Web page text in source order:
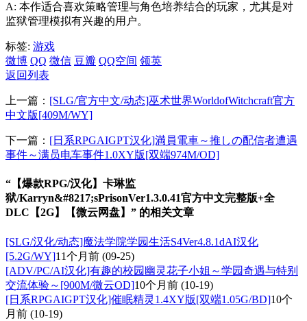
A: 本作适合喜欢策略管理与角色培养结合的玩家，尤其是对
监狱管理模拟有兴趣的用户。
标签: 游戏
微博 QQ 微信 豆瓣 QQ空间 领英
返回列表
上一篇： [SLG/官方中文/动态]巫术世界WorldofWitchcraft官方
中文版[409M/WY]
下一篇： [日系RPGAIGPT汉化]満員電車～推しの配信者遭遇
事件～满员电车事件1.0XY版[双端974M/OD]
“【爆款RPG/汉化】卡琳监
狱/Karryn&#8217;sPrisonVer1.3.0.41官方中文完整版+全
DLC【2G】【微云网盘】” 的相关文章
[SLG/汉化/动态]魔法学院学园生活S4Ver4.8.1dAI汉化
[5.2G/WY]11个月前 (09-25)
[ADV/PC/AI汉化]有趣的校园幽灵花子小姐～学园奇遇与特别
交流体验～[900M/微云OD]10个月前 (10-19)
[日系RPGAIGPT汉化]催眠精灵1.4XY版[双端1.05G/BD]10个
月前 (10-19)